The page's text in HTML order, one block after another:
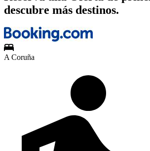
descubre más destinos.
A Coruña